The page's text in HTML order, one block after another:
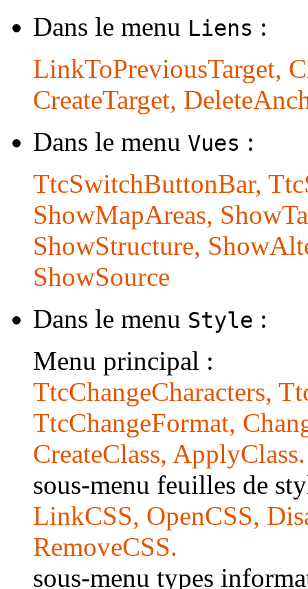
Dans le menu Liens :
LinkToPreviousTarget,
CreateTarget,
Dans le menu Vues :
TtcSwitchButtonBar,
ShowMapAreas,
ShowStructure,
ShowSource
Dans le menu Style :
Menu principal :
TtcChangeCharacters,
TtcChangeFormat,
CreateClass, ApplyClass.
sous-menu feuilles de
LinkCSS, OpenCSS,
RemoveCSS.
sous-menu types